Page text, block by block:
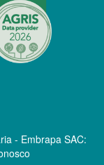
- Embrapa SAC: